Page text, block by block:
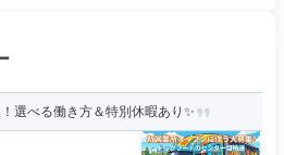
選べる働き方＆特別休暇あり✨